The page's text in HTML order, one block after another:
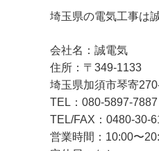
埼玉県の電気工事は
会社名：誠電気
住所：〒349-1133
埼玉県加須市琴寄
TEL：080-5897-7887
TEL/FAX：0480-30-
営業時間：10:00〜